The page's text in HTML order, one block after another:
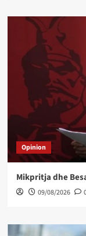
Opinion
Mikpritja dhe
09/08/2026